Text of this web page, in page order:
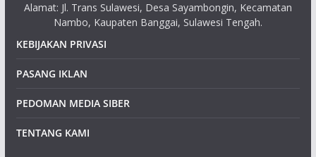
Alamat: Jl. Trans Sulawesi, Desa Sayambongin, Kecamatan
Nambo, Kaupaten Banggai, Sulawesi Tengah.
KEBIJAKAN PRIVASI
PASANG IKLAN
PEDOMAN MEDIA SIBER
TENTANG KAMI